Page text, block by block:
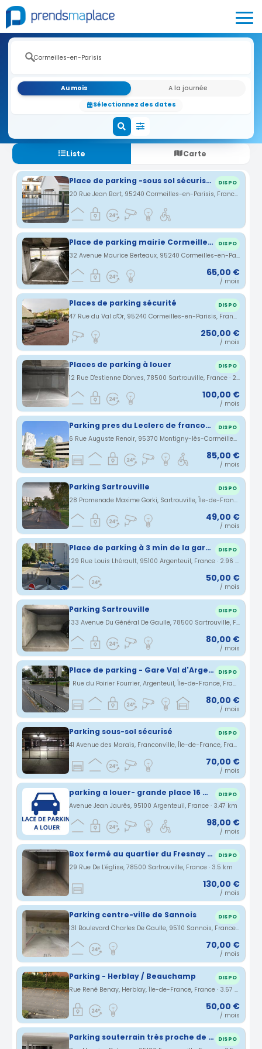
Au mois
A la journée
Sélectionnez des dates
Liste Carte
Place de parking -sous sol sécurisé - portail télécommandé DISPO
20 Rue Jean Bart, 95240 Cormeilles-en-Parisis, France · 0.7 km
Place de parking mairie Cormeilles en Parisis DISPO
32 Avenue Maurice Berteaux, 95240 Cormeilles-en-Parisis, France · 0.91 km
65,00 €
/ mois
Places de parking sécurité DISPO
47 Rue du Val d'Or, 95240 Cormeilles-en-Parisis, France · 1.18 km
250,00 €
/ mois
Places de parking à louer DISPO
12 Rue D'estienne D'orves, 78500 Sartrouville, France · 2.48 km
100,00 €
/ mois
Parking pres du Leclerc de franconville DISPO
6 Rue Auguste Renoir, 95370 Montigny-lès-Cormeilles, France · 2.63 km
85,00 €
/ mois
Parking Sartrouville DISPO
28 Promenade Maxime Gorki, Sartrouville, Île-de-France, France · 2.81 km
49,00 €
/ mois
Place de parking à 3 min de la gare du val d’argenteuil DISPO
129 Rue Louis Lhérault, 95100 Argenteuil, France · 2.96 km
50,00 €
/ mois
Parking Sartrouville DISPO
133 Avenue Du Général De Gaulle, 78500 Sartrouville, France · 3.08 km
80,00 €
/ mois
Place de parking - Gare Val d'Argenteuil DISPO
1 Rue du Poirier Fourrier, Argenteuil, Île-de-France, France · 3.17 km
80,00 €
/ mois
Parking sous-sol sécurisé DISPO
41 Avenue des Marais, Franconville, Île-de-France, France · 3.19 km
70,00 €
/ mois
parking a louer- grande place 16 m². DISPO
Avenue Jean Jaurès, 95100 Argenteuil, France · 3.47 km
98,00 €
/ mois
Box fermé au quartier du Fresnay à sartrouville DISPO
29 Rue De L'église, 78500 Sartrouville, France · 3.5 km
130,00 €
/ mois
Parking centre-ville de Sannois DISPO
131 Boulevard Charles De Gaulle, 95110 Sannois, France · 3.56 km
70,00 €
/ mois
Parking - Herblay / Beauchamp DISPO
Rue René Benay, Herblay, Île-de-France, France · 3.57 km
50,00 €
/ mois
Parking souterrain très proche de la gare Franconville RER C / ligne H DISPO